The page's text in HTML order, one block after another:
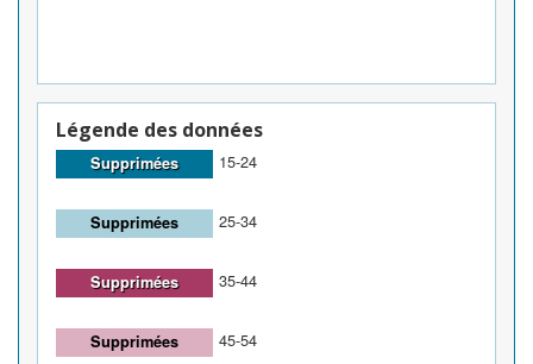
Légende des données
Supprimées 15-24
Supprimées 25-34
Supprimées 35-44
Supprimées 45-54